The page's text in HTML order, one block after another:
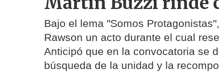
Bajo el lema "Somos
Rawson un acto durante el cual
Anticipó que en la convocatoria se
búsqueda de la unidad y la